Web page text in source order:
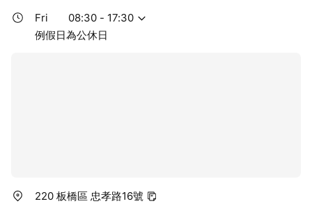
Fri
08:30 - 17:30
例假日為公休日
220 板橋區 忠孝路16號